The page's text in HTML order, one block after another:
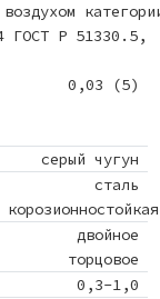
Р 51330.5,
0,03 (5)
серый чугун
сталь
корозионностойкая
двойное
торцовое
0,3-1,0